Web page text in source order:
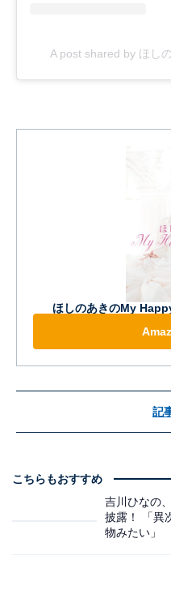
A post shared by ほし
ほしのあきのMy
記
こちらもおすすめ
吉川ひなの
披露！ 「異
物みたい」